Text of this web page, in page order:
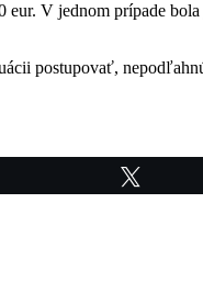
V jednom prípade
postupovať,